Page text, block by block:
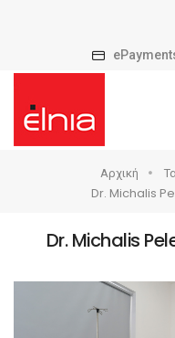
Αρχική
Dr. Michalis
Dr. Michalis